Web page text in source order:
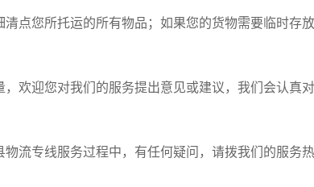
点您所托运的所有物品；如果您的货物需要临时存
欢迎您对我们的服务提出意见或建议，我们会认真
流专线服务过程中，有任何疑问，请拨我们的服务热